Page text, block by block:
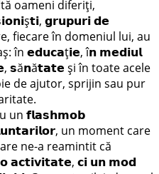
oameni diferiți,
𝗴𝗿𝘂𝗽𝘂𝗿𝗶 𝗱𝗲
fiecare în domeniul lui, au
în 𝗲𝗱𝘂𝗰𝗮ț𝗶𝗲, î𝗻 𝗺𝗲𝗱𝗶𝘂𝗹
𝘀ă𝗻ă𝘁𝗮𝘁𝗲 și în toate acele
de ajutor, sprijin sau pur
un 𝗳𝗹𝗮𝘀𝗵𝗺𝗼𝗯
un moment care
ne-a reamintit că
𝗮𝗰𝘁𝗶𝘃𝗶𝘁𝗮𝘁𝗲, 𝗰𝗶 𝘂𝗻 𝗺𝗼𝗱